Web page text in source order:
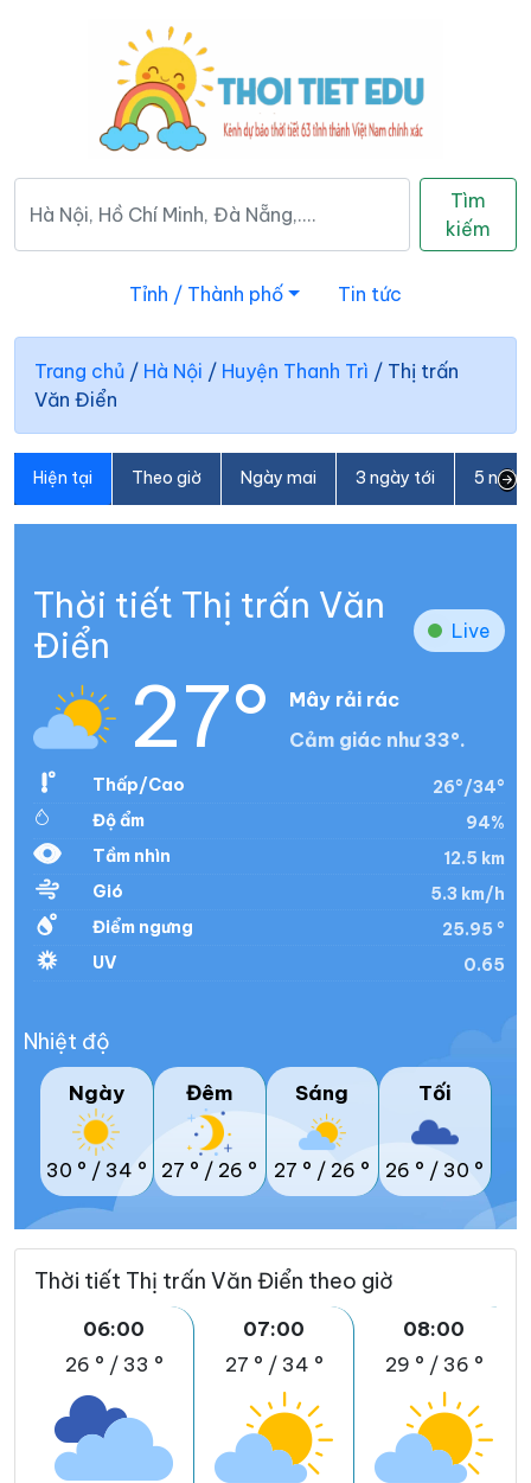
Tìm
kiếm
Tỉnh / Thành phố Tin tức
Trang chủ / Hà Nội / Huyện Thanh Trì / Thị trấn
Văn Điển
Hiện tại Theo giờ Ngày mai 3 ngày tới 5
Thời tiết Thị trấn Văn
Điển
Live
27°
Mây rải rác
Cảm giác như 33°.
Thấp/Cao
26°/34°
Độ ẩm
94%
Tầm nhìn
12.5 km
Gió
5.3 km/h
Điểm ngưng
25.95 °
UV
0.65
Nhiệt độ
Ngày
30 ° / 34 °
Đêm
27 ° / 26 °
Sáng
27 ° / 26 °
Tối
26 ° / 30 °
Thời tiết Thị trấn Văn Điển theo giờ
06:00
26 ° / 33 °
07:00
27 ° / 34 °
08:00
29 ° / 36 °